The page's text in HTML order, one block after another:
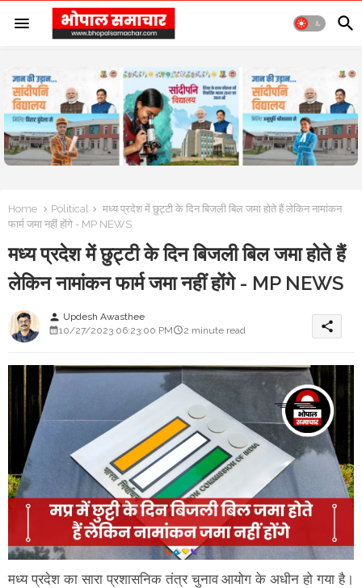
Home Political
मध्य प्रदेश में छुट्टी के दिन बिजली बिल जमा होते हैं लेकिन नामांकन
फार्म जमा नहीं होंगे - MP NEWS
मध्य प्रदेश में छुट्टी के दिन बिजली बिल जमा होते हैं
लेकिन नामांकन फार्म जमा नहीं होंगे - MP NEWS
person Updesh Awasthee
10/27/2023 06:23:00 PM
2 minute read share
मध्य प्रदेश का सारा प्रशासनिक तंत्र चुनाव आयोग के अधीन हो गया है।